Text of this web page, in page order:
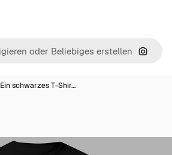
Nach
Ein schwarzes T-Shir…